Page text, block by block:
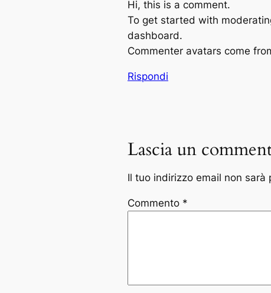
Hi, this is a comment.
To get started with
dashboard.
Commenter avatars come
Rispondi
Lascia un
Il tuo indirizzo email non sarà
Commento *